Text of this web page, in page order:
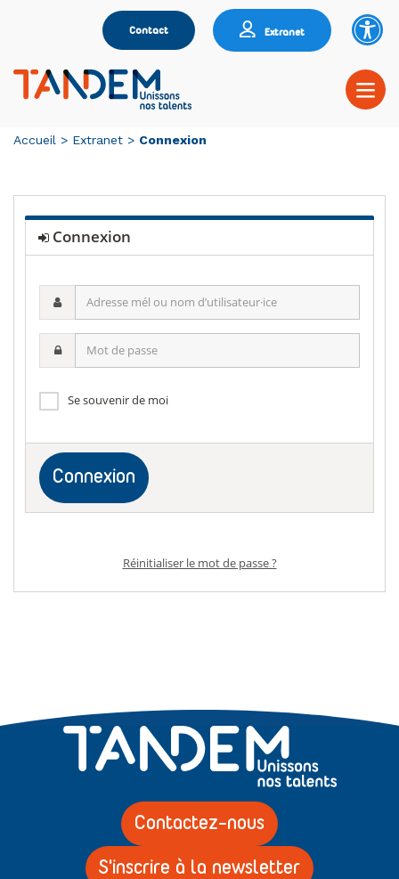
Contact Extranet
Accueil > Extranet > Connexion
Connexion
mél
nom
d’utilisateur·ice
Se souvenir de moi
Réinitialiser le mot de passe ?
Contactez-nous
S'inscrire à la newsletter